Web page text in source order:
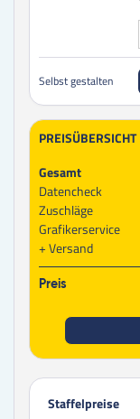
Selbst gestalten
PREISÜBERSICHT
Gesamt
Datencheck
Zuschläge
Grafikerservice
Versand
Preis
Staffelpreise